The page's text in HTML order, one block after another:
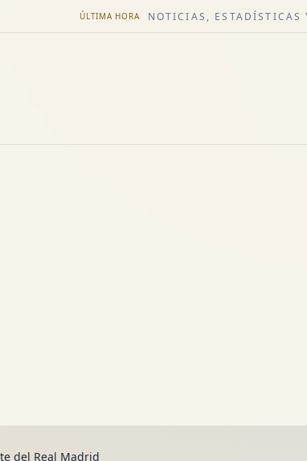
ÚLTIMA HORA NOTICIAS, ESTADÍSTICAS
del Real Madrid